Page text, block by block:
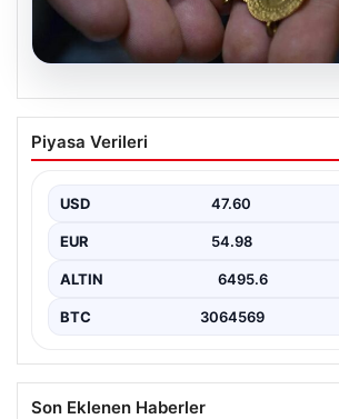
14 Nisan 2026 Altın Fiyatları
Durum Ve Analizler
çeken altın piyasası, küresel gelişmeler
Piyasa Verileri
USD 47.60
EUR 54.98
ALTIN 6495.6
BTC 3064569
Son Eklenen Haberler